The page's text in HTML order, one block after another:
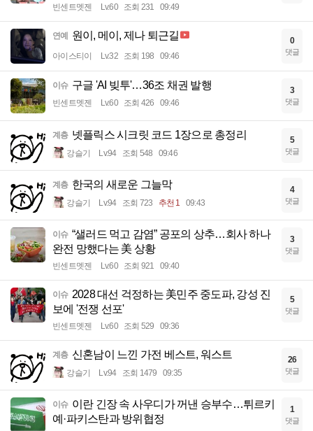
빈센트멧젠 Lv.60 조회 231 09:49
연예 원이, 메이, 제나 퇴근길
아이스티이 Lv.32 조회 198 09:46
0
댓글
이슈 구글 'AI 빚투'…36조 채권 발행
빈센트멧젠 Lv.60 조회 426 09:46
3
댓글
계층 넷플릭스 시크릿 코드 1장으로 총정리
강슬기 Lv.94 조회 548 09:46
5
댓글
계층 한국의 새로운 그늘막
강슬기 Lv.94 조회 723 추천 1 09:43
4
댓글
이슈 “샐러드 먹고 감염” 공포의 상추…회사 하나
완전 망했다는 美 상황
빈센트멧젠 Lv.60 조회 921 09:40
3
댓글
이슈 2028 대선 걱정하는 美민주 중도파, 강성 진
보에 '전쟁 선포'
빈센트멧젠 Lv.60 조회 529 09:36
5
댓글
계층 신혼남이 느낀 가전 베스트, 워스트
강슬기 Lv.94 조회 1479 09:35
26
댓글
이슈 이란 긴장 속 사우디가 꺼낸 승부수…튀르키
예·파키스탄과 방위협정
1
댓글